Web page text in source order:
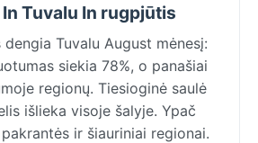
Tuvalu In rugpjūtis
dengia Tuvalu August mėnesį:
siekia 78%, o panašiai
regionų. Tiesioginė saulė
išlieka visoje šalyje. Ypač
ir šiauriniai regionai.